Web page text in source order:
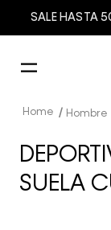
SALE HASTA
Hombre
SUELA